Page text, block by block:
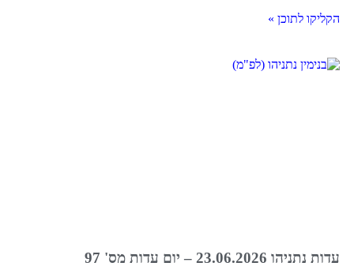
הקליקו לתוכן »
עדות נתניהו 23.06.2026 – יום עדות מס' 97